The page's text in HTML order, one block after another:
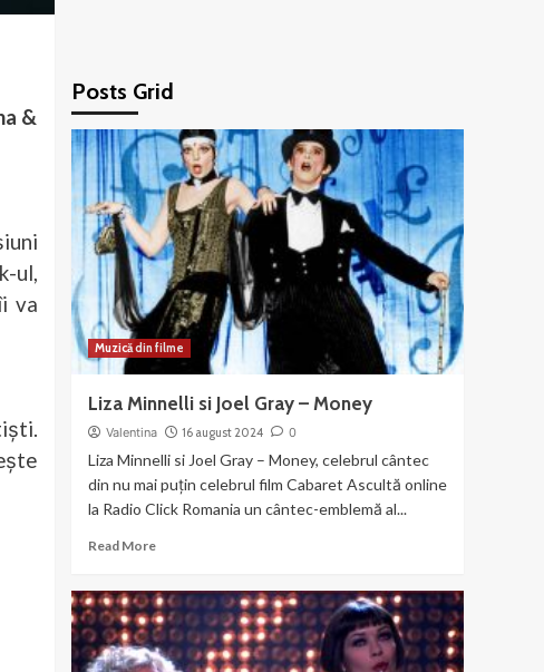
&
ul,
va
Posts Grid
Muzică din filme
Liza Minnelli si Joel Gray – Money
Valentina 16 august 2024 0
Liza Minnelli si Joel Gray – Money, celebrul cântec
din nu mai puțin celebrul film Cabaret Ascultă online
la Radio Click Romania un cântec-emblemă al...
Read MoreRead
Liza
Minnelli
si